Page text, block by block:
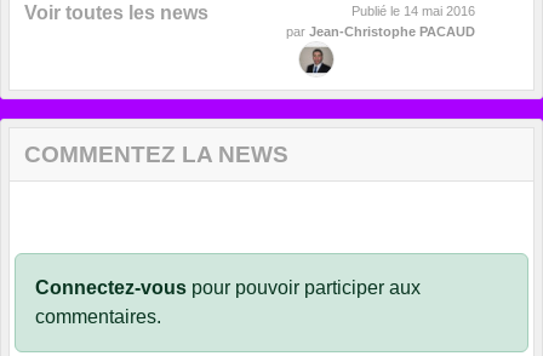
Voir toutes les news Publié le 14 mai 2016
par Jean-Christophe PACAUD
COMMENTEZ LA NEWS
Connectez-vous pour pouvoir participer aux
commentaires.